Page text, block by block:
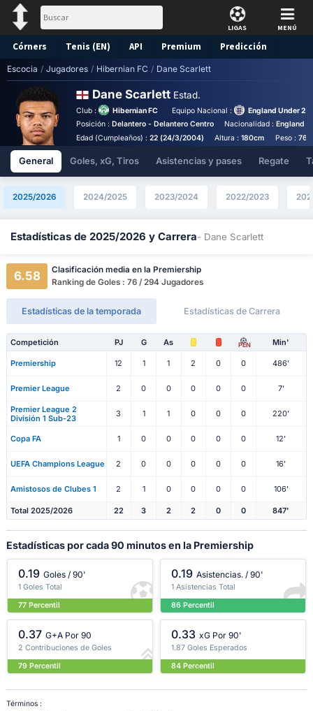
LIGAS MENÚ
Córners Tenis (EN) API Premium Predicción
Escocia / Jugadores / Hibernian FC / Dane Scarlett
Dane Scarlett Estad.
Club : Hibernian FC Equipo Nacional :
England Under 20
Posición : Delantero - Delantero Centro Nacionalidad :England
Edad (Cumpleaños) : 22 (24/3/2004) Altura :180cm Peso :
General Goles, xG, Tiros Asistencias y pases Regate
2025/2026 2024/2025 2023/2024 2022/2023
Estadísticas de 2025/2026 y Carrera- Dane Scarlett
6.58
Clasificación media en la Premiership
Ranking de Goles : 76 / 294 Jugadores
Estadísticas de la temporada Estadísticas de Carrera
Competición PJ G As PEN Min'
Premiership 12 1 1 2 0 0 486'
Premier League 2 0 0 0 0 0 7'
Premier League 2
División 1 Sub-23
3 1 1 0 0 0 220'
Copa FA 1 0 0 0 0 0 12'
UEFA Champions League 2 0 0 0 0 0 16'
Amistosos de Clubes 1 2 1 0 0 0 0 106'
Total 2025/2026 22 3 2 2 0 0 847'
Estadísticas por cada 90 minutos en la Premiership
0.19 Goles / 90'
1 Goles Total
77 Percentil
0.19 Asistencias. / 90'
1 Asistencias Total
86 Percentil
0.37 G+A Por 90
2 Contribuciones de Goles
79 Percentil
0.33 xG Por 90'
1.87 Goles Esperados
84 Percentil
Términos :